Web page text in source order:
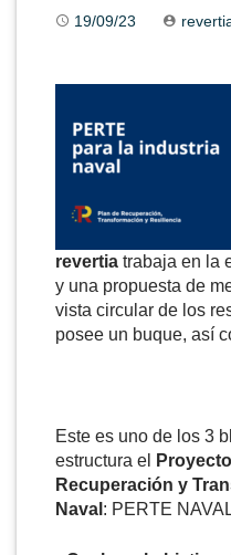
19/09/23
revertia trabaja en la
y una propuesta de
vista circular de los
posee un buque, así
Este es uno de los 3
estructura el
Recuperación y
Naval : PERTE